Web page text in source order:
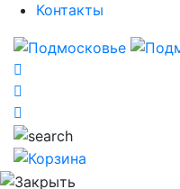
Контакты